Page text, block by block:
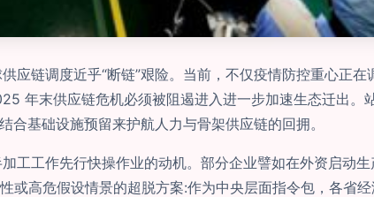
应链调度近乎“断链”艰险。当前，不仅疫情防控重心正
年末供应链危机必须被阻遏进入进一步加速生态迁出。
基础设施预留来护航人力与骨架供应链的回拥。
工工作先行快操作业的动机。部分企业譬如在外资启动
高危假设情景的超脱方案:作为中央层面指令包，各省